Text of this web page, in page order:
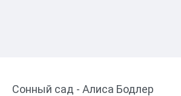
Сонный сад - Алиса Бодлер